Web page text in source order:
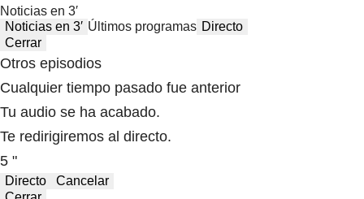
Noticias en 3′
Noticias en 3′ Últimos programas Directo
Cerrar
Otros episodios
Cualquier tiempo pasado fue anterior
Tu audio se ha acabado.
Te redirigiremos al directo.
5 "
Directo
Cancelar